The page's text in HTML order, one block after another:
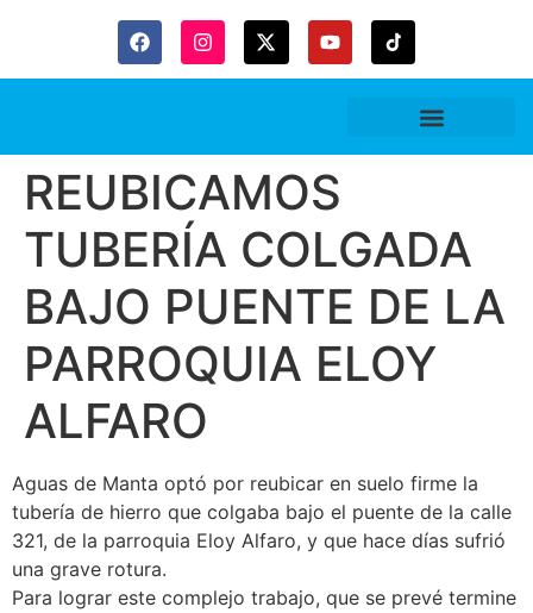
REUBICAMOS
TUBERÍA COLGADA
BAJO PUENTE DE LA
PARROQUIA ELOY
ALFARO
Aguas de Manta optó por reubicar en suelo firme la
tubería de hierro que colgaba bajo el puente de la calle
321, de la parroquia Eloy Alfaro, y que hace días sufrió
una grave rotura.
Para lograr este complejo trabajo, que se prevé termine